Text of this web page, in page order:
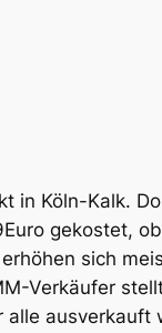
in Köln-Kalk.
gekostet,
sich
Verkäufer